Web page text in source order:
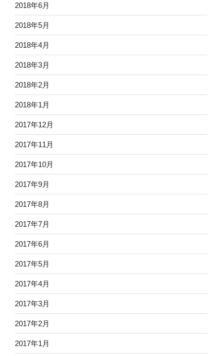
2018年6月
2018年5月
2018年4月
2018年3月
2018年2月
2018年1月
2017年12月
2017年11月
2017年10月
2017年9月
2017年8月
2017年7月
2017年6月
2017年5月
2017年4月
2017年3月
2017年2月
2017年1月